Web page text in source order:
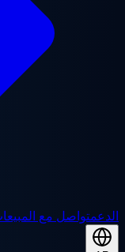
مع المبيعات